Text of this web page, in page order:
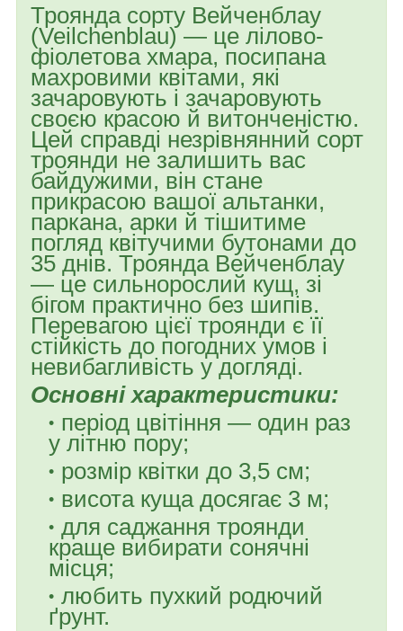
Троянда сорту Вейченблау
(Veilchenblau) — це лілово-
фіолетова хмара, посипана
махровими квітами, які
зачаровують і зачаровують
своєю красою й витонченістю.
Цей справді незрівнянний сорт
троянди не залишить вас
байдужими, він стане
прикрасою вашої альтанки,
паркана, арки й тішитиме
погляд квітучими бутонами до
35 днів. Троянда Вейченблау
— це сильнорослий кущ, зі
бігом практично без шипів.
Перевагою цієї троянди є її
стійкість до погодних умов і
невибагливість у догляді.
Основні характеристики:
період цвітіння — один раз
у літню пору;
розмір квітки до 3,5 см;
висота куща досягає 3 м;
для саджання троянди
краще вибирати сонячні
місця;
любить пухкий родючий
ґрунт.